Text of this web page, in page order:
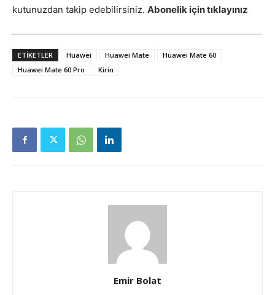
kutunuzdan takip edebilirsiniz. Abonelik için tıklayınız
ETIKETLER Huawei Huawei Mate
Huawei Mate 60
Huawei Mate 60 Pro
Kirin
Emir Bolat